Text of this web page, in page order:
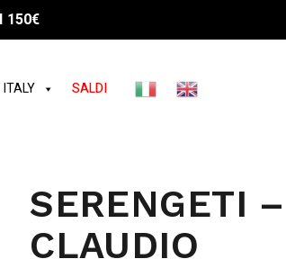
150€
SALDI
SERENGETI –
CLAUDIO